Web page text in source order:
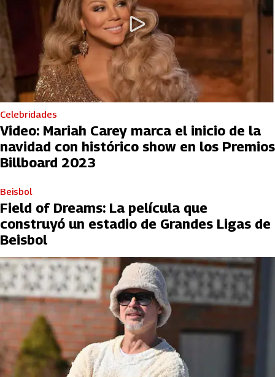
Celebridades
Video: Mariah Carey marca el inicio de la
navidad con histórico show en los Premios
Billboard 2023
Beisbol
Field of Dreams: La película que
construyó un estadio de Grandes Ligas de
Beisbol